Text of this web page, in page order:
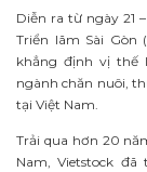
Diễn ra từ ngày 21
Triển lãm Sài Gòn
khẳng định vị thế
ngành chăn nuôi,
tại Việt Nam.
Trải qua hơn 20
Nam, Vietstock